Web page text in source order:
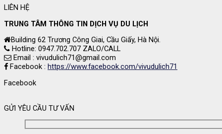
LIÊN HỆ
TRUNG TÂM THÔNG TIN DỊCH VỤ DU LỊCH
Building 62 Trương Công Giai, Cầu Giấy, Hà Nội.
Hotline: 0947.702.707 ZALO/CALL
Email : vivudulich71@gmail.com
Facebook : https://www.facebook.com/vivudulich71
Facebook
GỬI YÊU CẦU TƯ VẤN